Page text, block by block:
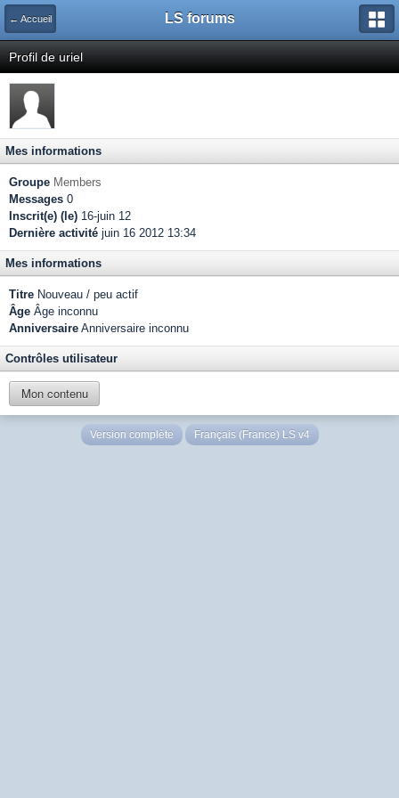
← Accueil LS forums
Profil de uriel
Mes informations
Groupe Members
Messages 0
Inscrit(e) (le) 16-juin 12
Dernière activité juin 16 2012 13:34
Mes informations
Titre Nouveau / peu actif
Âge Âge inconnu
Anniversaire Anniversaire inconnu
Contrôles utilisateur
Mon contenu
Version complète Français (France) LS v4